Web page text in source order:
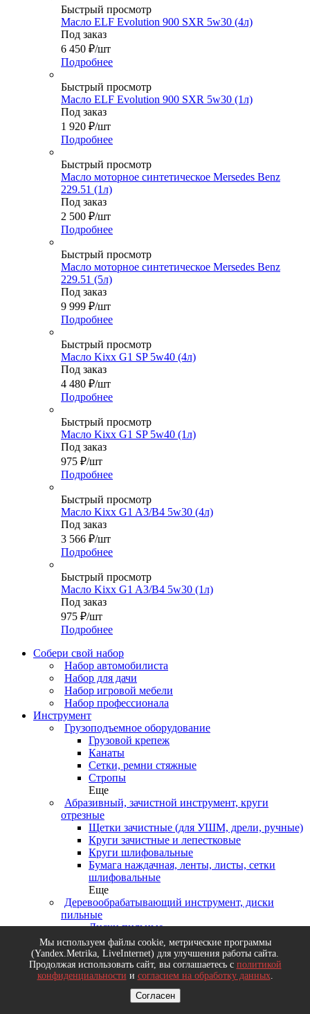
Быстрый просмотр
Масло ELF Evolution 900 SXR 5w30 (4л)
Под заказ
6 450 ₽/шт
Подробнее
Быстрый просмотр
Масло ELF Evolution 900 SXR 5w30 (1л)
Под заказ
1 920 ₽/шт
Подробнее
Быстрый просмотр
Масло моторное синтетическое Mersedes Benz
229.51 (1л)
Под заказ
2 500 ₽/шт
Подробнее
Быстрый просмотр
Масло моторное синтетическое Mersedes Benz
229.51 (5л)
Под заказ
9 999 ₽/шт
Подробнее
Быстрый просмотр
Масло Kixx G1 SP 5w40 (4л)
Под заказ
4 480 ₽/шт
Подробнее
Быстрый просмотр
Масло Kixx G1 SP 5w40 (1л)
Под заказ
975 ₽/шт
Подробнее
Быстрый просмотр
Масло Kixx G1 A3/B4 5w30 (4л)
Под заказ
3 566 ₽/шт
Подробнее
Быстрый просмотр
Масло Kixx G1 A3/B4 5w30 (1л)
Под заказ
975 ₽/шт
Подробнее
Собери свой набор
Набор автомобилиста
Набор для дачи
Набор игровой мебели
Набор профессионала
Инструмент
Грузоподъемное оборудование
Грузовой крепеж
Канаты
Сетки, ремни стяжные
Стропы
Еще
Абразивный, зачистной инструмент, круги
отрезные
Щетки зачистные (для УШМ, дрели, ручные)
Круги зачистные и лепестковые
Круги шлифовальные
Бумага наждачная, ленты, листы, сетки
шлифовальные
Еще
Деревообрабатывающий инструмент, диски
пильные
Диски пильные
Долота, стамески, рубанки
Ножовки и пилы по дереву
Топоры
Еще
Измерительный инструмент
Мы используем файлы cookie, метрические программы
(Yandex.Metrika, LiveInternet) для улучшения работы сайта.
Продолжая использовать сайт, вы соглашаетесь с политикой
конфиденциальности и согласием на обработку данных.
Согласен